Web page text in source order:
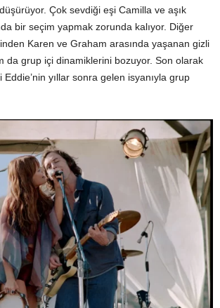
Çok sevdiği eşi Camilla ve aşık
bir seçim yapmak zorunda kalıyor. Diğer
Karen ve Graham arasında yaşanan gizli
da grup içi dinamiklerini bozuyor. Son olarak
yıllar sonra gelen isyanıyla grup